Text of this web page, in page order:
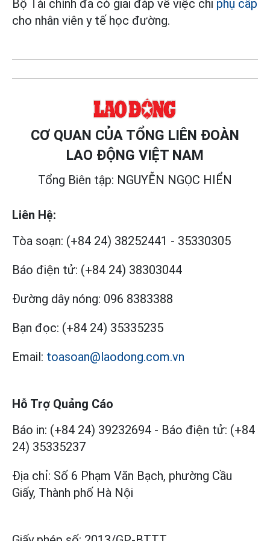
Bộ Tài chính đã có giải đáp về việc chi phụ cấp
cho nhân viên y tế học đường.
CƠ QUAN CỦA TỔNG LIÊN ĐOÀN
LAO ĐỘNG VIỆT NAM
Tổng Biên tập: NGUYỄN NGỌC HIỂN
Liên Hệ:
Tòa soạn: (+84 24) 38252441 - 35330305
Báo điện tử: (+84 24) 38303044
Đường dây nóng: 096 8383388
Bạn đọc: (+84 24) 35335235
Email: toasoan@laodong.com.vn
Hỗ Trợ Quảng Cáo
Báo in: (+84 24) 39232694 - Báo điện tử: (+84
24) 35335237
Địa chỉ: Số 6 Phạm Văn Bạch, phường Cầu
Giấy, Thành phố Hà Nội